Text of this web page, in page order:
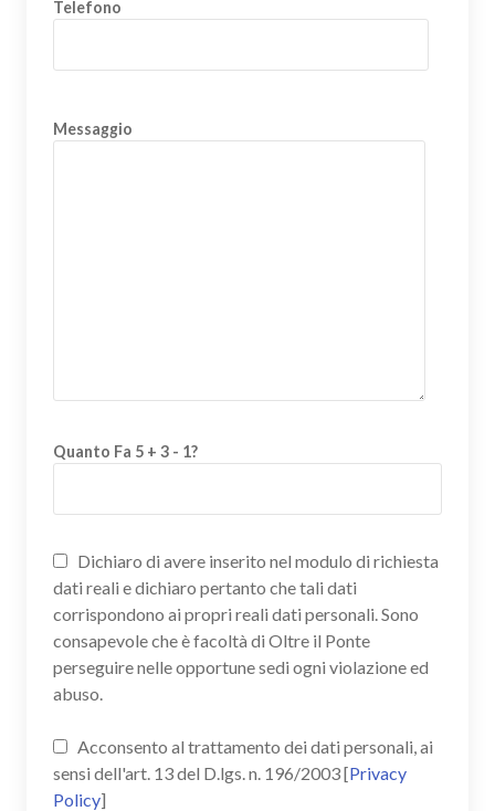
Telefono
Messaggio
Quanto Fa 5 + 3 - 1?
Dichiaro di avere inserito nel modulo di richiesta
dati reali e dichiaro pertanto che tali dati
corrispondono ai propri reali dati personali. Sono
consapevole che è facoltà di Oltre il Ponte
perseguire nelle opportune sedi ogni violazione ed
abuso.
Acconsento al trattamento dei dati personali, ai
sensi dell'art. 13 del D.lgs. n. 196/2003 [Privacy
Policy]